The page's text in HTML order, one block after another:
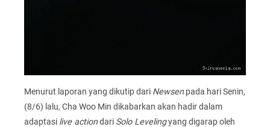
Menurut laporan yang dikutip dari Newsenpada hari Senin,
(8/6) lalu, Cha Woo Min dikabarkan akan hadir dalam
adaptasi live actiondari Solo Levelingyang digarap oleh